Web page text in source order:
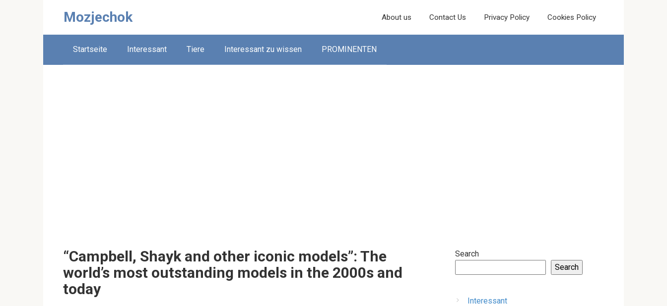
Mozjechok About us Contact Us Privacy Policy Cookies Policy
Startseite Interessant Tiere Interessant zu wissen PROMINENTEN
“Campbell, Shayk and other iconic models”: The
world’s most outstanding models in the 2000s and
today
Search
Search
Interessant